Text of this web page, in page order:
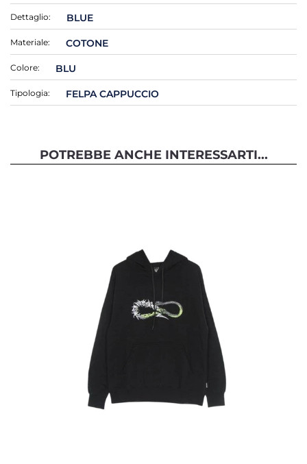
Dettaglio: BLUE
Materiale: COTONE
Colore: BLU
Tipologia: FELPA CAPPUCCIO
POTREBBE ANCHE INTERESSARTI...